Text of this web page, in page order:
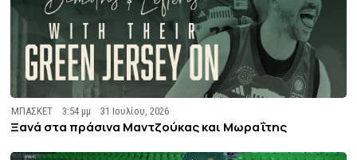
ΜΠΑΣΚΕΤ 3:54 μμ 31 Ιουλίου, 2026
Ξανά στα πράσινα Μαντζούκας και Μωραΐτης